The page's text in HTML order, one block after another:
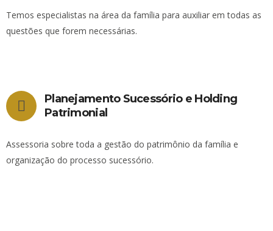
Temos especialistas na área da família para auxiliar em todas as
questões que forem necessárias.
Planejamento Sucessório e Holding
Patrimonial
Assessoria sobre toda a gestão do patrimônio da família e
organização do processo sucessório.